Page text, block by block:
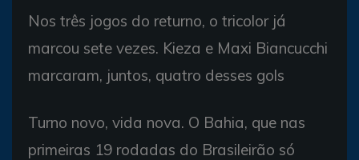
Nos três jogos do returno, o tricolor já
marcou sete vezes. Kieza e Maxi Biancucchi
marcaram, juntos, quatro desses gols
Turno novo, vida nova. O Bahia, que nas
primeiras 19 rodadas do Brasileirão só